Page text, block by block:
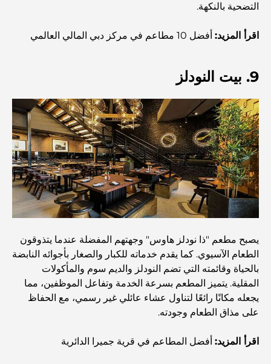
أغنى عشر دول في العالم
أنشطة يمكنك القيام بها مع الأطفال في دبي: دليل عائلي شامل
أفضل المنتجعات الشاطئية في دبي لقضاء عطلة فاخرة
أماكن رومانسية في دبي للحظات لا تُنسى
أفضل إقامة محلية في دبي: أفضل الفنادق والمنتجعات
أفضل المطاعم لتناول غداء عمل في مركز دبي المالي العالمي
التضحية بالنكهة.
اقرأ المزيد: أفضل 10 مطاعم في مركز دبي المالي العالمي
9. بيت النودلز
يصبح مطعم "ذا نودلز هاوس" وجهتهم المفضلة عندما يتذوقون
الطعام الآسيوي. كما يقدم خدماته للكبار والصغار بأجوائه النابضة
بالحياة وقائمته التي تضم النودلز والديم سوم والمأكولات
المقلية. يتميز المطعم بسرعة الخدمة وتفاعل الموظفين، مما
يجعله مكانًا رائعًا لتناول عشاء عائلي غير رسمي، مع الحفاظ
على مذاق الطعام وجودته.
اقرأ المزيد: أفضل المطاعم في قرية جميرا الدائرية